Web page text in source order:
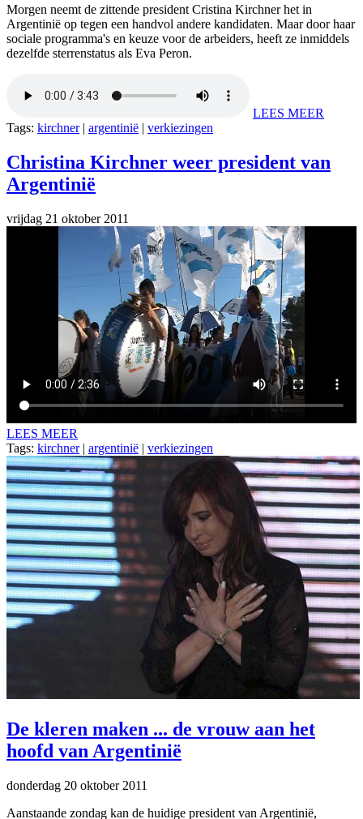
Morgen neemt de zittende president Cristina Kirchner het in
Argentinië op tegen een handvol andere kandidaten. Maar door haar
sociale programma's en keuze voor de arbeiders, heeft ze inmiddels
dezelfde sterrenstatus als Eva Peron.
LEES MEER
Tags: kirchner| argentinië | verkiezingen
Christina Kirchner weer president van
Argentinië
vrijdag 21 oktober 2011
LEES MEER
Tags: kirchner| argentinië | verkiezingen
De kleren maken ... de vrouw aan het
hoofd van Argentinië
donderdag 20 oktober 2011
Aanstaande zondag kan de huidige president van Argentinië,